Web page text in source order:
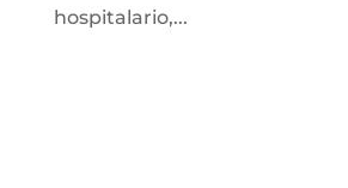
hospitalario,...